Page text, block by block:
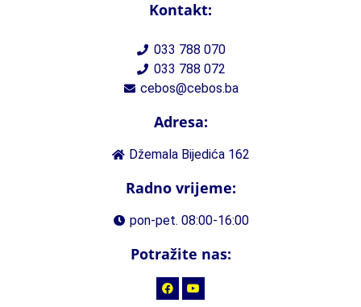
Kontakt:
033 788 070
033 788 072
cebos@cebos.ba
Adresa:
Džemala Bijedića 162
Radno vrijeme:
pon-pet. 08:00-16:00
Potražite nas: